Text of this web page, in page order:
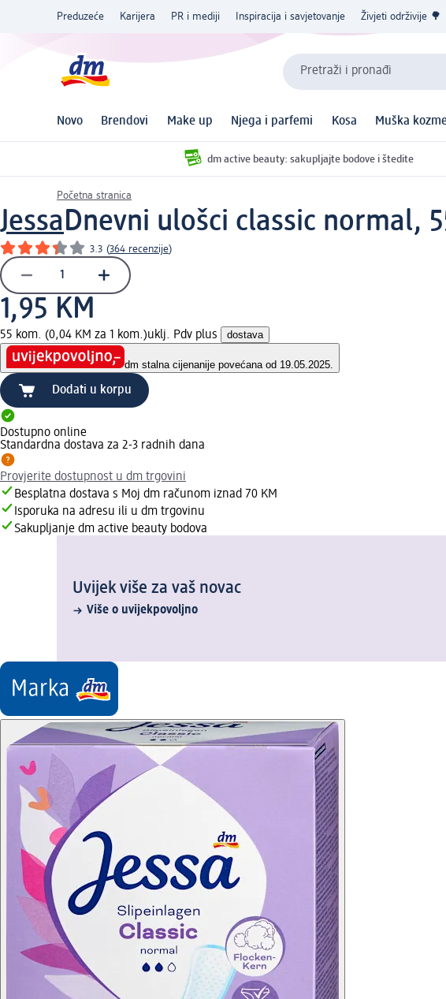
Preduzeće Karijera PR i mediji Inspiracija i savjetovanje Živjeti održivije 🌳
Pretraži i pronađi
Novo Brendovi Make up Njega i parfemi Kosa Muška
dm active beauty: sakupljajte bodove i štedite
Početna stranica
JessaDnevni ulošci classic normal,
3.3 (364 recenzije)
1,95 KM
55 kom. (0,04 KM za 1 kom.)uklj. Pdv plus dostava
dm stalna cijenanije povećana od 19.05.2025.
Dodati u korpu
Dostupno online
Standardna dostava za 2-3 radnih dana
Provjerite dostupnost u dm trgovini
Besplatna dostava s Moj dm računom iznad 70 KM
Isporuka na adresu ili u dm trgovinu
Sakupljanje dm active beauty bodova
Uvijek više za vaš novac
Više o uvijekpovoljno